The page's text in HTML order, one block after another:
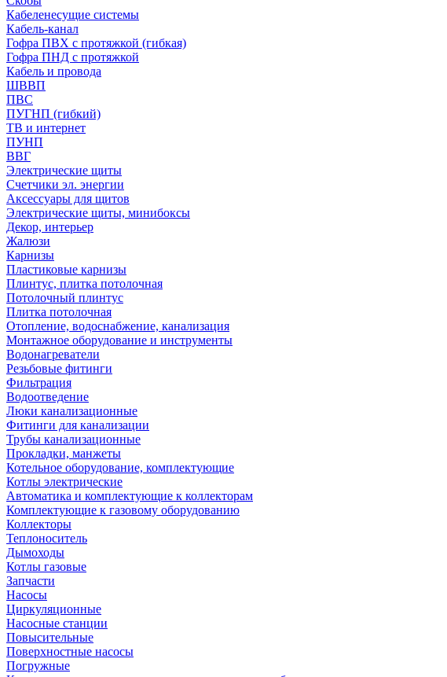
Кабеленесущие системы
Кабель-канал
Гофра ПВХ с протяжкой (гибкая)
Гофра ПНД с протяжкой
Кабель и провода
ШВВП
ПВС
ПУГНП (гибкий)
ТВ и интернет
ПУНП
ВВГ
Электрические щиты
Счетчики эл. энергии
Аксессуары для щитов
Электрические щиты, минибоксы
Декор, интерьер
Жалюзи
Карнизы
Пластиковые карнизы
Плинтус, плитка потолочная
Потолочный плинтус
Плитка потолочная
Отопление, водоснабжение, канализация
Монтажное оборудование и инструменты
Водонагреватели
Резьбовые фитинги
Фильтрация
Водоотведение
Люки канализационные
Фитинги для канализации
Трубы канализационные
Прокладки, манжеты
Котельное оборудование, комплектующие
Котлы электрические
Автоматика и комплектующие к коллекторам
Комплектующие к газовому оборудованию
Коллекторы
Теплоноситель
Дымоходы
Котлы газовые
Запчасти
Насосы
Циркуляционные
Насосные станции
Повысительные
Поверхностные насосы
Погружные